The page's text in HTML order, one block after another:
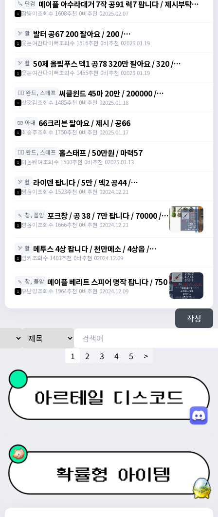
🔪 단검 메이플 아수라대거 7작 공91 럭7 팝니다 / 제시부탁드
려요 / 아수라대거
1 장뿡이조회수 1608추천 0비추천 02025.02.07
🏹 활 발터 공67 200 팔아요 / 200 /
https://open.kakao.com/o/sudvnjbh
1 웃는여잔다이뻐조회수 1516추천 0비추천 02025.01.19
🏹 활 50제 올림푸스 덱1 공78 320만 팔아요 / 320 /
https://open.kakao.com/o/sudvnjbh
1 웃는여잔다이뻐조회수 1455추천 0비추천 02025.01.19
🧙‍♀️ 완드, 스테프 써클윈드 45마 20만 / 200000 /
https://open.kakao.com/o/sqsdWdbh
1 삿갓김조회수 1485추천 0비추천 02025.01.18
🧤 아대 66크리븐 팔아요 / 제시 / 공66
1 최승주조회수 1750추천 0비추천 02025.01.17
🧙‍♀️ 완드, 스테프 홀스태프 / 50만원 / 마력57
1 이놈뭐여조회수 1500추천 0비추천 02025.01.13
🏹 활 라이덴 팝니다 / 5만 / 덱2 공44 /
https://open.kakao.com/o/szTBqf6g
1 팡윤이조회수 1523추천 0비추천 02024.12.21
🍡 창, 폴암 포크창 / 공 38 / 7만 팝니다 / 70000 /
포크 창 /
https://open.kakao.com/o/szTBqf6g
1 팡윤이조회수 1666추천 0비추천 02024.12.21
🏹 활 메투스 4상 팝니다 / 천만메소 / 4상옵 /
https://open.kakao.com/o/srDmv3Wf
1 엄키조회수 1403추천 0비추천 02024.12.09
🍡 창, 폴암 메이플 베리트 스피어 명작 팝니다 / 750
1 유난양조회수 1964추천 0비추천 02024.12.09
작성
1 2 3 4 5 >